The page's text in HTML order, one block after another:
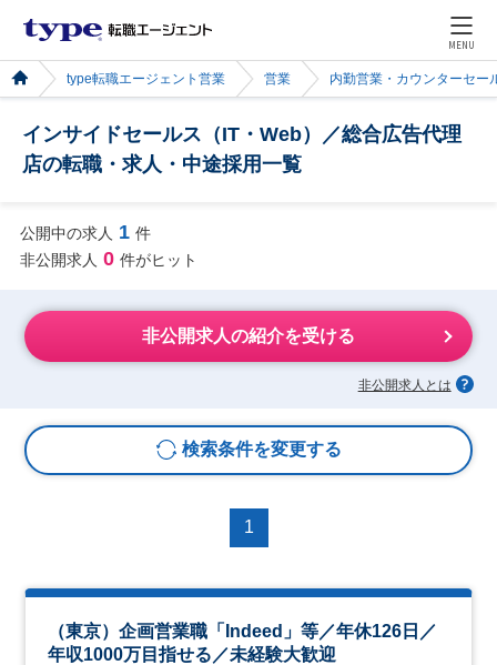
MENU
type転職エージェント営業 営業 内勤営業・カウンターセー
インサイドセールス（IT・Web）／総合広告代理
店の転職・求人・中途採用一覧
公開中の求人 1 件
非公開求人 0 件がヒット
非公開求人の紹介を受ける
非公開求人とは
検索条件を変更する
1
（東京）企画営業職「Indeed」等／年休126日／
年収1000万目指せる／未経験大歓迎